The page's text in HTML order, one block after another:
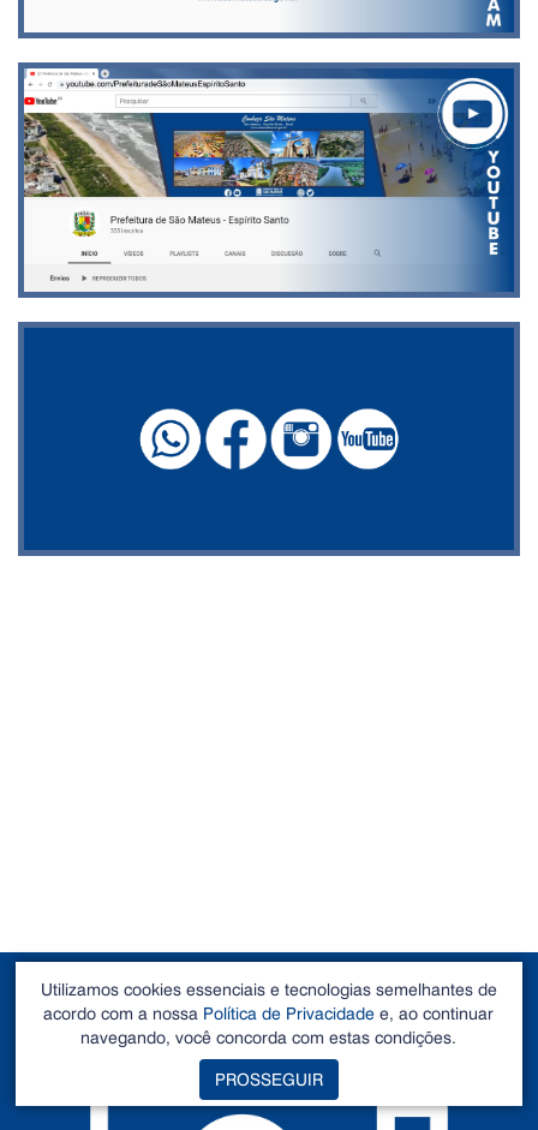
POLÍTICA DE
PRIVACIDADE
Utilizamos cookies essenciais e tecnologias semelhantes de
acordo com a nossa Política de Privacidade e, ao continuar
navegando, você concorda com estas condições.
PROSSEGUIR